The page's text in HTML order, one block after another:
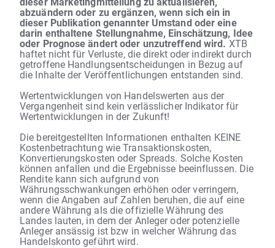
abzuändern oder zu ergänzen, wenn sich ein in
dieser Publikation genannter Umstand oder eine
darin enthaltene Stellungnahme, Einschätzung, Idee
oder Prognose ändert oder unzutreffend wird.XTB
haftet nicht für Verluste, die direkt oder indirekt durch
getroffene Handlungsentscheidungen in Bezug auf
die Inhalte der Veröffentlichungen entstanden sind.
Wertentwicklungen von Handelswerten aus der
Vergangenheit sind kein verlässlicher Indikator für
Wertentwicklungen in der Zukunft!
Die bereitgestellten Informationen enthalten KEINE
Kostenbetrachtung wie Transaktionskosten,
Konvertierungskosten oder Spreads. Solche Kosten
können anfallen und die Ergebnisse beeinflussen. Die
Rendite kann sich aufgrund von
Währungsschwankungen erhöhen oder verringern,
wenn die Angaben auf Zahlen beruhen, die auf eine
andere Währung als die offizielle Währung des
Landes lauten, in dem der Anleger oder potenzielle
Anleger ansässig ist bzw in welcher Währung das
Handelskonto geführt wird.